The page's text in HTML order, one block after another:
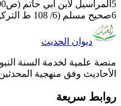
5 المراسيل لابن أبي حاتم (ص90)
6صحيح مسلم (6/ 108 ط التركية)
ديوان الحديث
منصة علمية لخدمة السنة
الأحاديث وفق منهجية
روابط سريعة